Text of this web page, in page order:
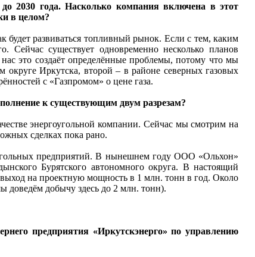
2030 года. Насколько компания включена в этот
в целом?
будет развиваться топливный рынок. Если с тем, каким
Сейчас существует одновременно несколько планов
это создаёт определённые проблемы, потому что мы
Иркутска, второй – в районе северных газовых
с «Газпромом» о цене газа.
к существующим двум разрезам?
энергоугольной компании. Сейчас мы смотрим на
сделках пока рано.
предприятий. В нынешнем году ООО «Ольхон»
Бурятского автономного округа. В настоящий
выход на проектную мощность в 1 млн. тонн в год. Около
доведём добычу здесь до 2 млн. тонн).
предприятия «Иркутскэнерго» по управлению